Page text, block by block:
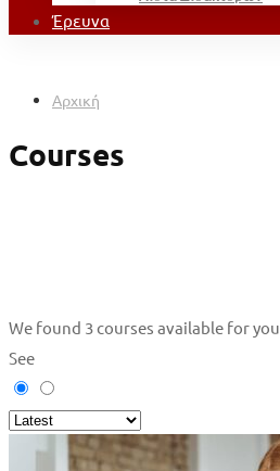
Έρευνα
Αρχική
Courses
We found 3courses available for you
See